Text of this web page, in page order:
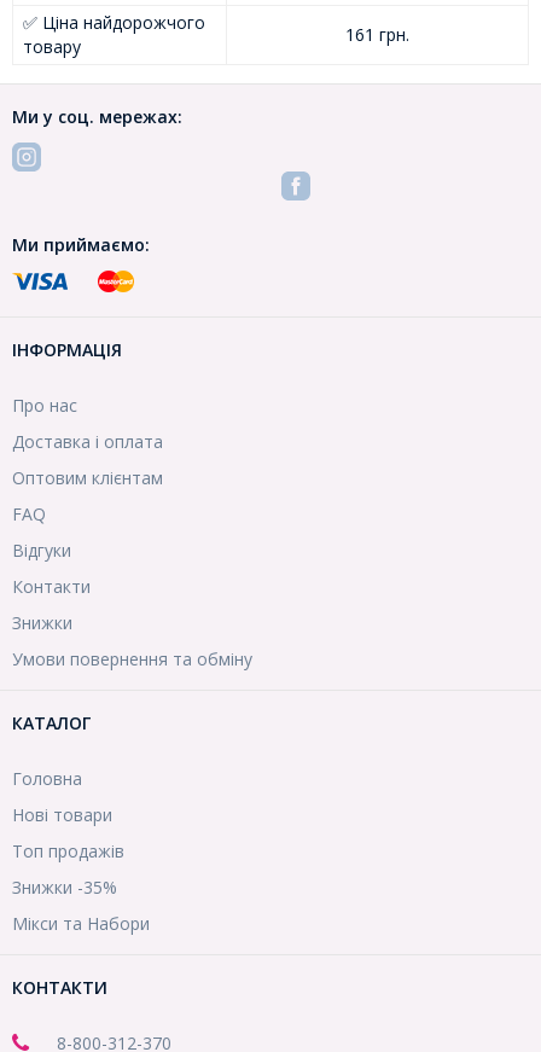
✅ Ціна найдорожчого
товару
161 грн.
Ми у соц. мережах:
Ми приймаємо:
ІНФОРМАЦІЯ
Про нас
Доставка і оплата
Оптовим клієнтам
FAQ
Відгуки
Контакти
Знижки
Умови повернення та обміну
КАТАЛОГ
Головна
Нові товари
Топ продажів
Знижки -35%
Мікси та Набори
КОНТАКТИ
8-800-312-370